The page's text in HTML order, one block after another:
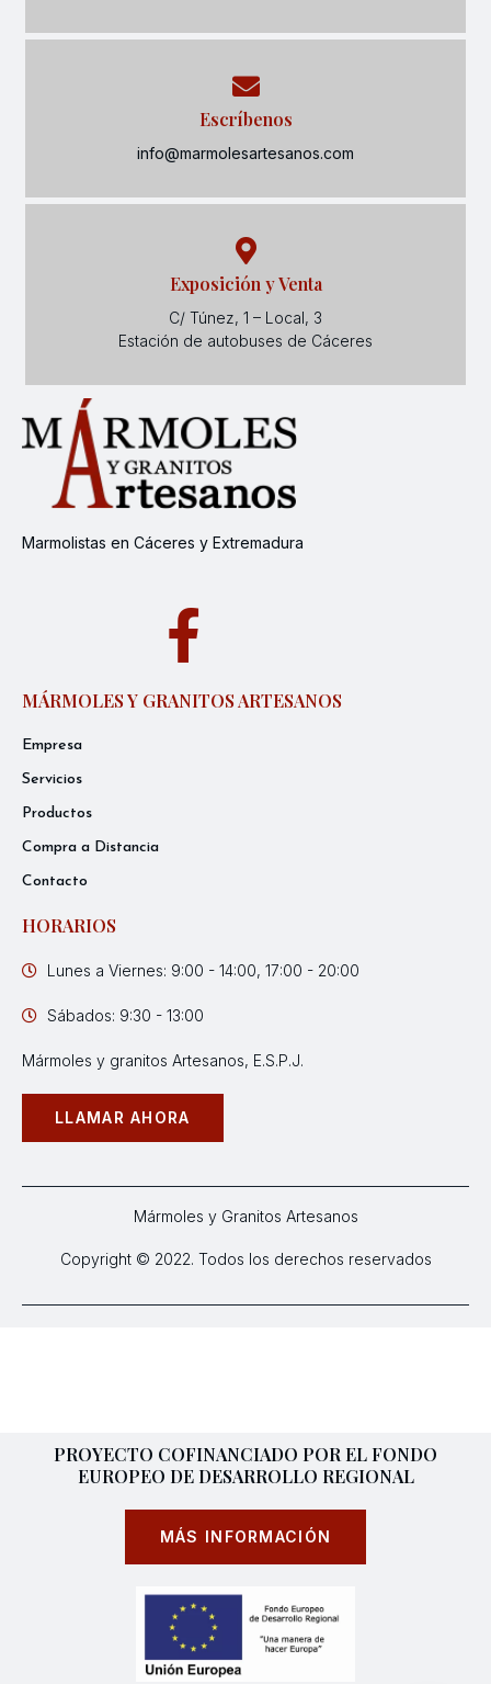
Escríbenos
info@marmolesartesanos.com
Exposición y Venta
C/ Túnez, 1 – Local, 3
Estación de autobuses de Cáceres
Marmolistas en Cáceres y Extremadura
MÁRMOLES Y GRANITOS ARTESANOS
Empresa
Servicios
Productos
Compra a Distancia
Contacto
HORARIOS
Lunes a Viernes: 9:00 - 14:00, 17:00 - 20:00
Sábados: 9:30 - 13:00
Mármoles y granitos Artesanos, E.S.P.J.
LLAMAR AHORA
Mármoles y Granitos Artesanos
Copyright © 2022. Todos los derechos reservados
PROYECTO COFINANCIADO POR EL FONDO
EUROPEO DE DESARROLLO REGIONAL
MÁS INFORMACIÓN